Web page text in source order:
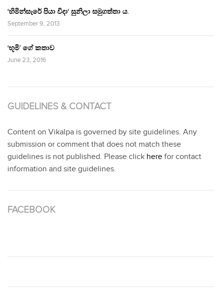
‘හිමින්සැරේ පියා විදා‘ සුනිලා සමුගත්තා ය.
September 9, 2013
‘භූමි’ ගේ කතාව
June 23, 2016
GUIDELINES & CONTACT
Content on Vikalpa is governed by site guidelines. Any
submission or comment that does not match these
guidelines is not published. Please click here for contact
information and site guidelines.
FACEBOOK